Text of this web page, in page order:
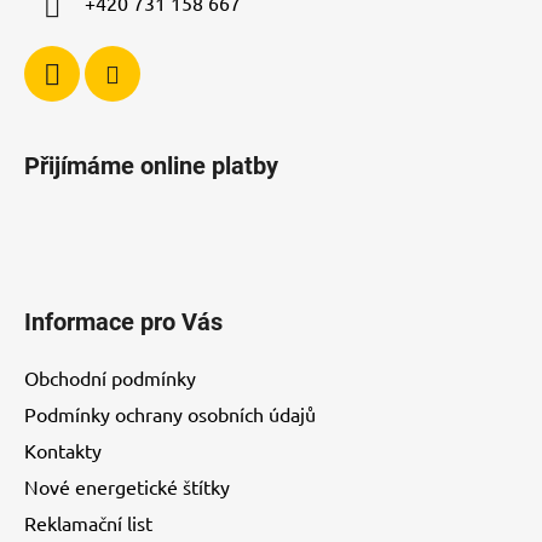
Přijímáme online platby
Informace pro Vás
Obchodní podmínky
Podmínky ochrany osobních údajů
Kontakty
Nové energetické štítky
Reklamační list